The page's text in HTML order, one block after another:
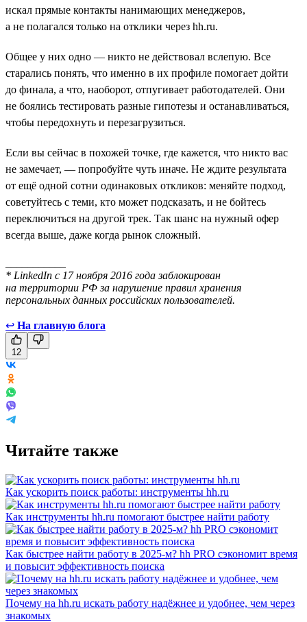
искал прямые контакты нанимающих менеджеров,
а не полагался только на отклики через hh.ru.
Общее у них одно — никто не действовал вслепую. Все
старались понять, что именно в их профиле помогает дойти
до финала, а что, наоборот, отпугивает работодателей. Они
не боялись тестировать разные гипотезы и останавливаться,
чтобы передохнуть и перезагрузиться.
Если вы сейчас в похожей точке, где кажется, что никто вас
не замечает, — попробуйте чуть иначе. Не ждите результата
от ещё одной сотни одинаковых откликов: меняйте подход,
советуйтесь с теми, кто может подсказать, и не бойтесь
переключиться на другой трек. Так шанс на нужный офер
всегда выше, даже когда рынок сложный.
* LinkedIn с 17 ноября 2016 года заблокирован
на территории РФ за нарушение правил хранения
персональных данных российских пользователей.
↩ На главную блога
12
Читайте также
Как ускорить поиск работы: инструменты hh.ru
Как инструменты hh.ru помогают быстрее найти работу
Как быстрее найти работу в 2025-м? hh PRO сэкономит время
и повысит эффективность поиска
Почему на hh.ru искать работу надёжнее и удобнее, чем через
знакомых